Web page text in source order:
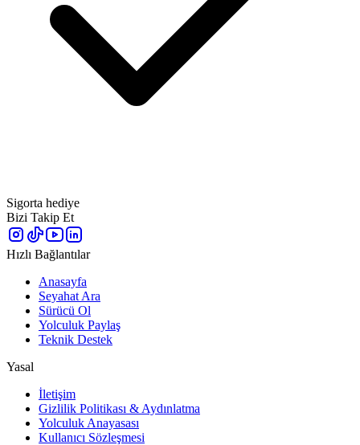
Sigorta hediye
Bizi Takip Et
Hızlı Bağlantılar
Anasayfa
Seyahat Ara
Sürücü Ol
Yolculuk Paylaş
Teknik Destek
Yasal
İletişim
Gizlilik Politikası & Aydınlatma
Yolculuk Anayasası
Kullanıcı Sözleşmesi